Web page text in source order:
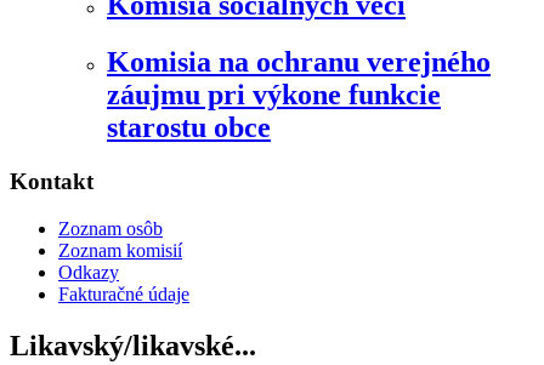
Komisia na ochranu verejného
záujmu pri výkone funkcie
starostu obce
Kontakt
Zoznam osôb
Zoznam komisií
Odkazy
Fakturačné údaje
Likavský/likavské...